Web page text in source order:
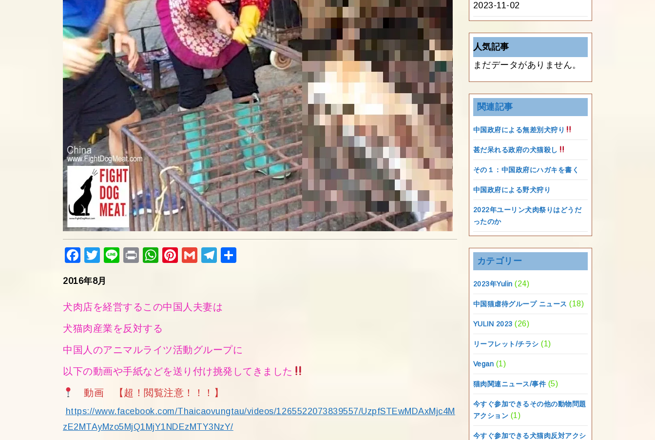
Fac
ok
Twi
Lin
Pri
Wh
p
Pin
Gm
Tel
2016年8月
犬肉店を経営するこの中国人夫妻は
犬猫肉産業を反対する
中国人のアニマルライツ活動グループに
以下の動画や手紙などを送り付け挑発してきました
動画 【超！閲覧注意！！！】
https://www.facebook.com/Thaicaovungtau/videos/1265522073839557/UzpfSTEwMDAxMjc4M
zE2MTAyMzo5MjQ1MjY1NDEzMTY3NzY/
2023-11-02
人気記事
まだデータがありません。
関連記事
中国政府による無差別犬狩り
甚だ呆れる政府の犬猫殺し
その１：中国政府にハガキを書く
中国政府による野犬狩り
2022年ユーリン犬肉祭りはどうだ
ったのか
カテゴリー
2023年Yulin (24)
中国猫虐待グループ ニュース (18)
YULIN 2023 (26)
リーフレット/チラシ (1)
Vegan (1)
猫肉関連ニュース/事件 (5)
今すぐ参加できるその他の動物問題
アクション (1)
今すぐ参加できる犬猫肉反対アクシ